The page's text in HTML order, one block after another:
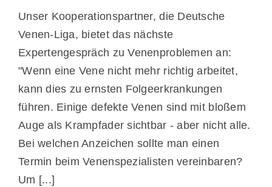
Unser Kooperationspartner, die Deutsche
Venen-Liga, bietet das nächste
Expertengespräch zu Venenproblemen an:
"Wenn eine Vene nicht mehr richtig arbeitet,
kann dies zu ernsten Folgeerkrankungen
führen. Einige defekte Venen sind mit bloßem
Auge als Krampfader sichtbar - aber nicht alle.
Bei welchen Anzeichen sollte man einen
Termin beim Venenspezialisten vereinbaren?
Um [...]